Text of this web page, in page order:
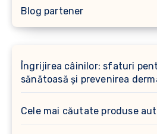
Blog partener
Îngrijirea câinilor: sfaturi
sănătoasă și prevenirea
Cele mai căutate produse